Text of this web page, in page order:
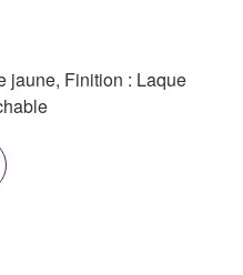
jaune, Finition : Laque